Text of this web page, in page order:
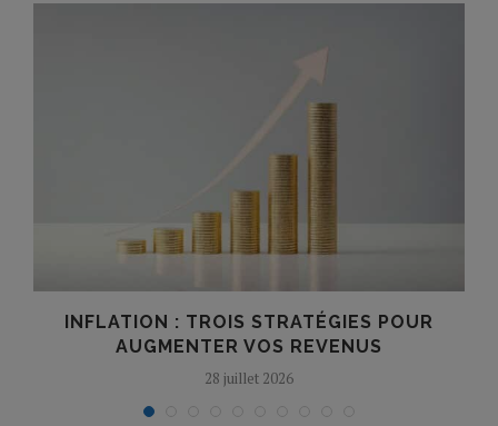
INFLATION : TROIS STRATÉGIES POUR
AUGMENTER VOS REVENUS
28 juillet 2026